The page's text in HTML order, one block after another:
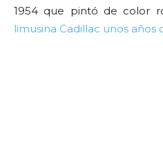
1954 que pintó de color
limusina Cadillac unos años